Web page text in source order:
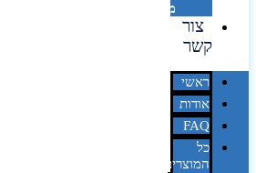
מדבקות
צור
קשר
ראשי
אודות
FAQ
כל
המוצרים